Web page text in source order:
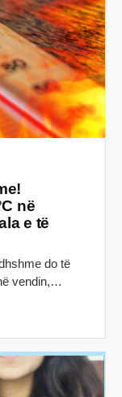
në
e të
do të
vendin,…